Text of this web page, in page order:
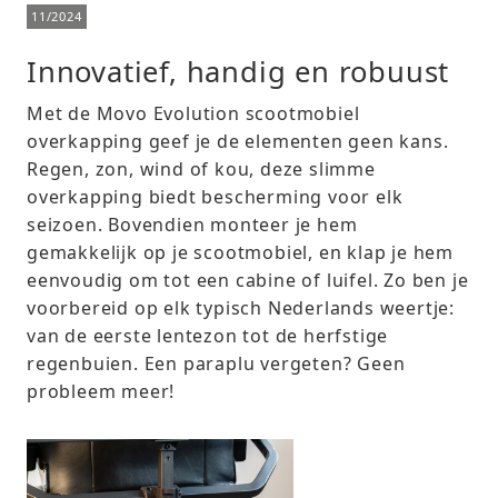
11/2024
Innovatief, handig en robuust
Met de Movo Evolution scootmobiel
overkapping geef je de elementen geen kans.
Regen, zon, wind of kou, deze slimme
overkapping biedt bescherming voor elk
seizoen. Bovendien monteer je hem
gemakkelijk op je scootmobiel, en klap je hem
eenvoudig om tot een cabine of luifel. Zo ben je
voorbereid op elk typisch Nederlands weertje:
van de eerste lentezon tot de herfstige
regenbuien. Een paraplu vergeten? Geen
probleem meer!